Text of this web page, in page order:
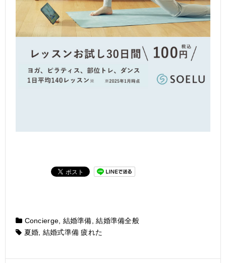
Concierge, 結婚準備,結婚準備全般
夏婚, 結婚式準備 疲れた